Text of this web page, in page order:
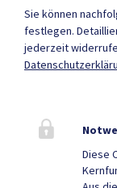
Mehr
Quicklinks
Geko
Sie können
festlegen.
jederzeit
Diese